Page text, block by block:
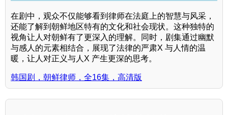
在剧中，观众不仅能够看到律师在法庭上的智慧与风采，
还能了解到朝鲜地区特有的文化和社会现状。这种独特的
视角让人对朝鲜有了更深入的理解。同时，剧集通过幽默
与感人的元素相结合，展现了法律的严肃X 与人情的温
暖，让人对正义与人X 产生更深的思考。
韩国剧，朝鲜律师，全16集，高清版